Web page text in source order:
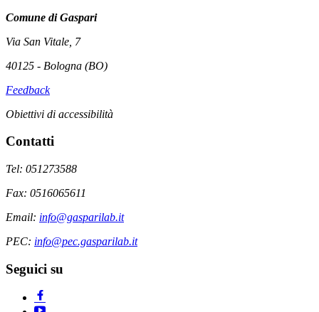
Comune di Gaspari
Via San Vitale, 7
40125 - Bologna (BO)
Feedback
Obiettivi di accessibilità
Contatti
Tel: 051273588
Fax: 0516065611
Email: info@gasparilab.it
PEC: info@pec.gasparilab.it
Seguici su